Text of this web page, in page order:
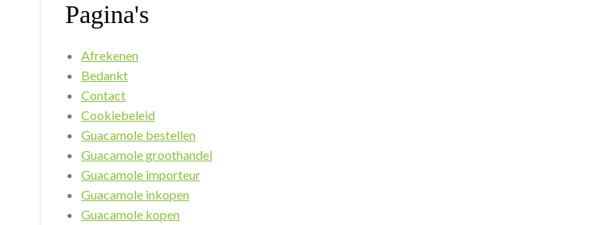
Pagina's
Afrekenen
Bedankt
Contact
Cookiebeleid
Guacamole bestellen
Guacamole groothandel
Guacamole importeur
Guacamole inkopen
Guacamole kopen